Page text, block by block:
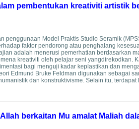
pembentukan kreativiti artistik
penggunaan Model Praktis Studio Seramik
faktor pendorong atau penghalang
adalah menerusi pemerhatian berdasarkan
kreativiti oleh pelajar seni yangdirekodkan.
bagi menguji kadar keplastikan dan
Edmund Bruke Feldman digunakan sebagai
dan konstruktivisme. Selain itu,
berkaitan Mu amalat Maliah